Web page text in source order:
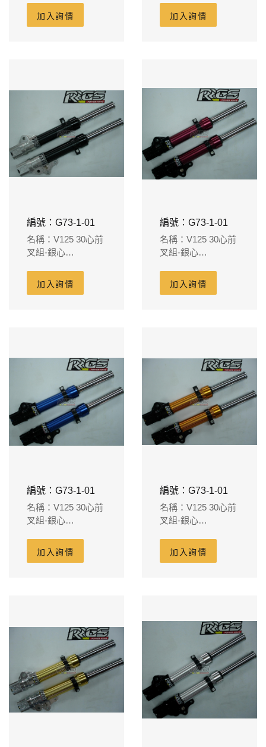
廠碟盤220m/m)
加入詢價 加入詢價
編號：G73-1-01
名稱：V125 30心前
叉組-銀心
加入詢價
編號：G73-1-01
名稱：V125 30心前
叉組-銀心
加入詢價
編號：G73-1-01
名稱：V125 30心前
叉組-銀心
加入詢價
編號：G73-1-01
名稱：V125 30心前
叉組-銀心
加入詢價